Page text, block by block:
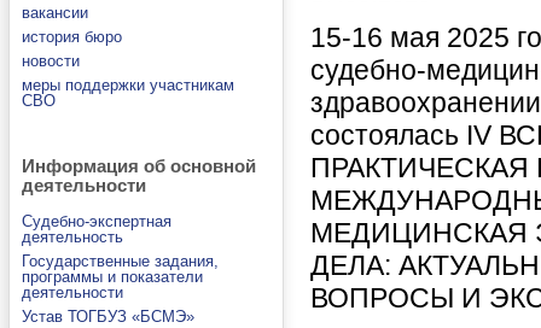
вакансии
история бюро
новости
меры поддержки участникам
СВО
Информация об основной
деятельности
Судебно-экспертная
деятельность
Государственные задания,
программы и показатели
деятельности
Устав ТОГБУЗ «БСМЭ»
15-16 мая 2025
судебно-
состоялась IV
МЕДИЦИНСКАЯ
ДЕЛА:
ВОПРОСЫ И